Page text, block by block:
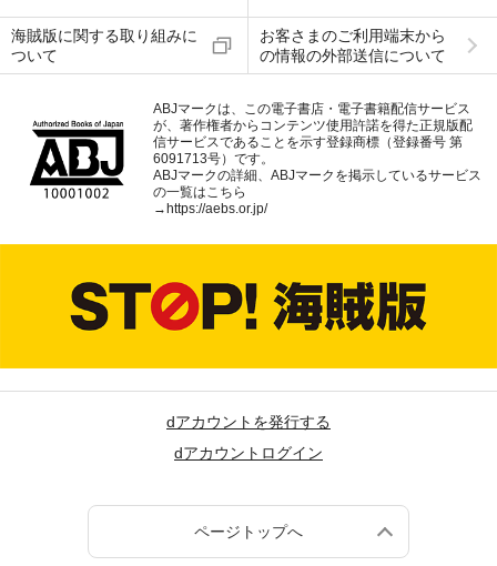
海賊版に関する取り組みに
ついて
お客さまのご利用端末から
の情報の外部送信について
ABJマークは、この電子書店・電子書籍配信サービス
が、著作権者からコンテンツ使用許諾を得た正規版配
信サービスであることを示す登録商標（登録番号 第
6091713号）です。
ABJマークの詳細、ABJマークを掲示しているサービス
の一覧はこちら
→ https://aebs.or.jp/
dアカウントを発行する
dアカウントログイン
ページトップへ